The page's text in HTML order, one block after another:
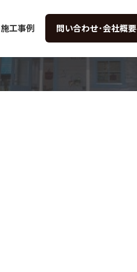
工事例 問い合わせ･会社概要